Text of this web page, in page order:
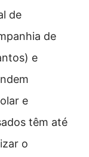
de
de
e
e
têm até
o